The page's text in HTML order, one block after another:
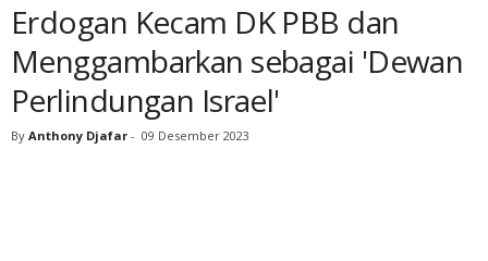
Erdogan Kecam DK PBB dan
Menggambarkan sebagai 'Dewan
Perlindungan Israel'
By Anthony Djafar - 09 Desember 2023